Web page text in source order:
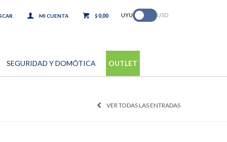
SEGURIDAD Y DOMÓTICA OUTLET
$0,00 UYU USD
VER TODAS LAS ENTRADAS